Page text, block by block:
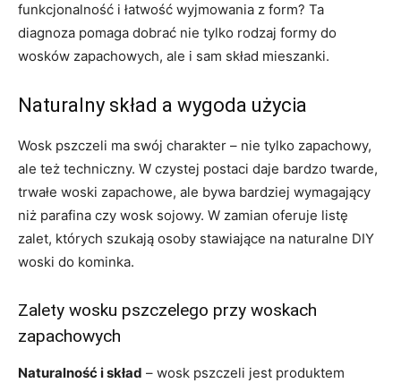
funkcjonalność i łatwość wyjmowania z form? Ta
diagnoza pomaga dobrać nie tylko rodzaj formy do
wosków zapachowych, ale i sam skład mieszanki.
Naturalny skład a wygoda użycia
Wosk pszczeli ma swój charakter – nie tylko zapachowy,
ale też techniczny. W czystej postaci daje bardzo twarde,
trwałe woski zapachowe, ale bywa bardziej wymagający
niż parafina czy wosk sojowy. W zamian oferuje listę
zalet, których szukają osoby stawiające na naturalne DIY
woski do kominka.
Zalety wosku pszczelego przy woskach
zapachowych
Naturalność i skład – wosk pszczeli jest produktem